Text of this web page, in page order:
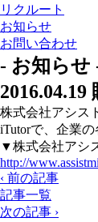
リクルート
お知らせ
お問い合わせ
- お知らせ
2016.04.19
株式会社アシス
iTutorで、企業
▼株式会社アシ
http://
‹ 前の記事
記事一覧
次の記事 ›